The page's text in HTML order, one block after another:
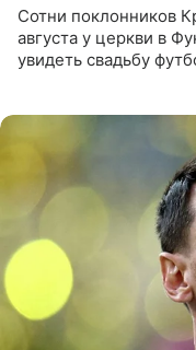
Сотни поклонников
августа у церкви в
увидеть свадьбу